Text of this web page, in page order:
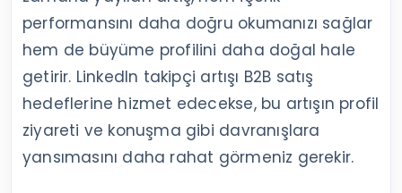
performansını daha doğru okumanızı sağlar
hem de büyüme profilini daha doğal hale
getirir. LinkedIn takipçi artışı B2B satış
hedeflerine hizmet edecekse, bu artışın profil
ziyareti ve konuşma gibi davranışlara
yansımasını daha rahat görmeniz gerekir.